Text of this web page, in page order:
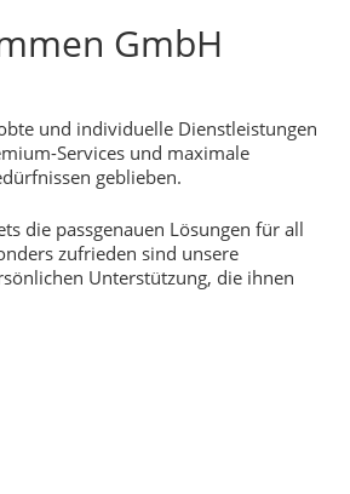
GmbH
und individuelle Dienstleistungen
Services und maximale
geblieben.
die passgenauen Lösungen für all
zufrieden sind unsere
Unterstützung, die ihnen